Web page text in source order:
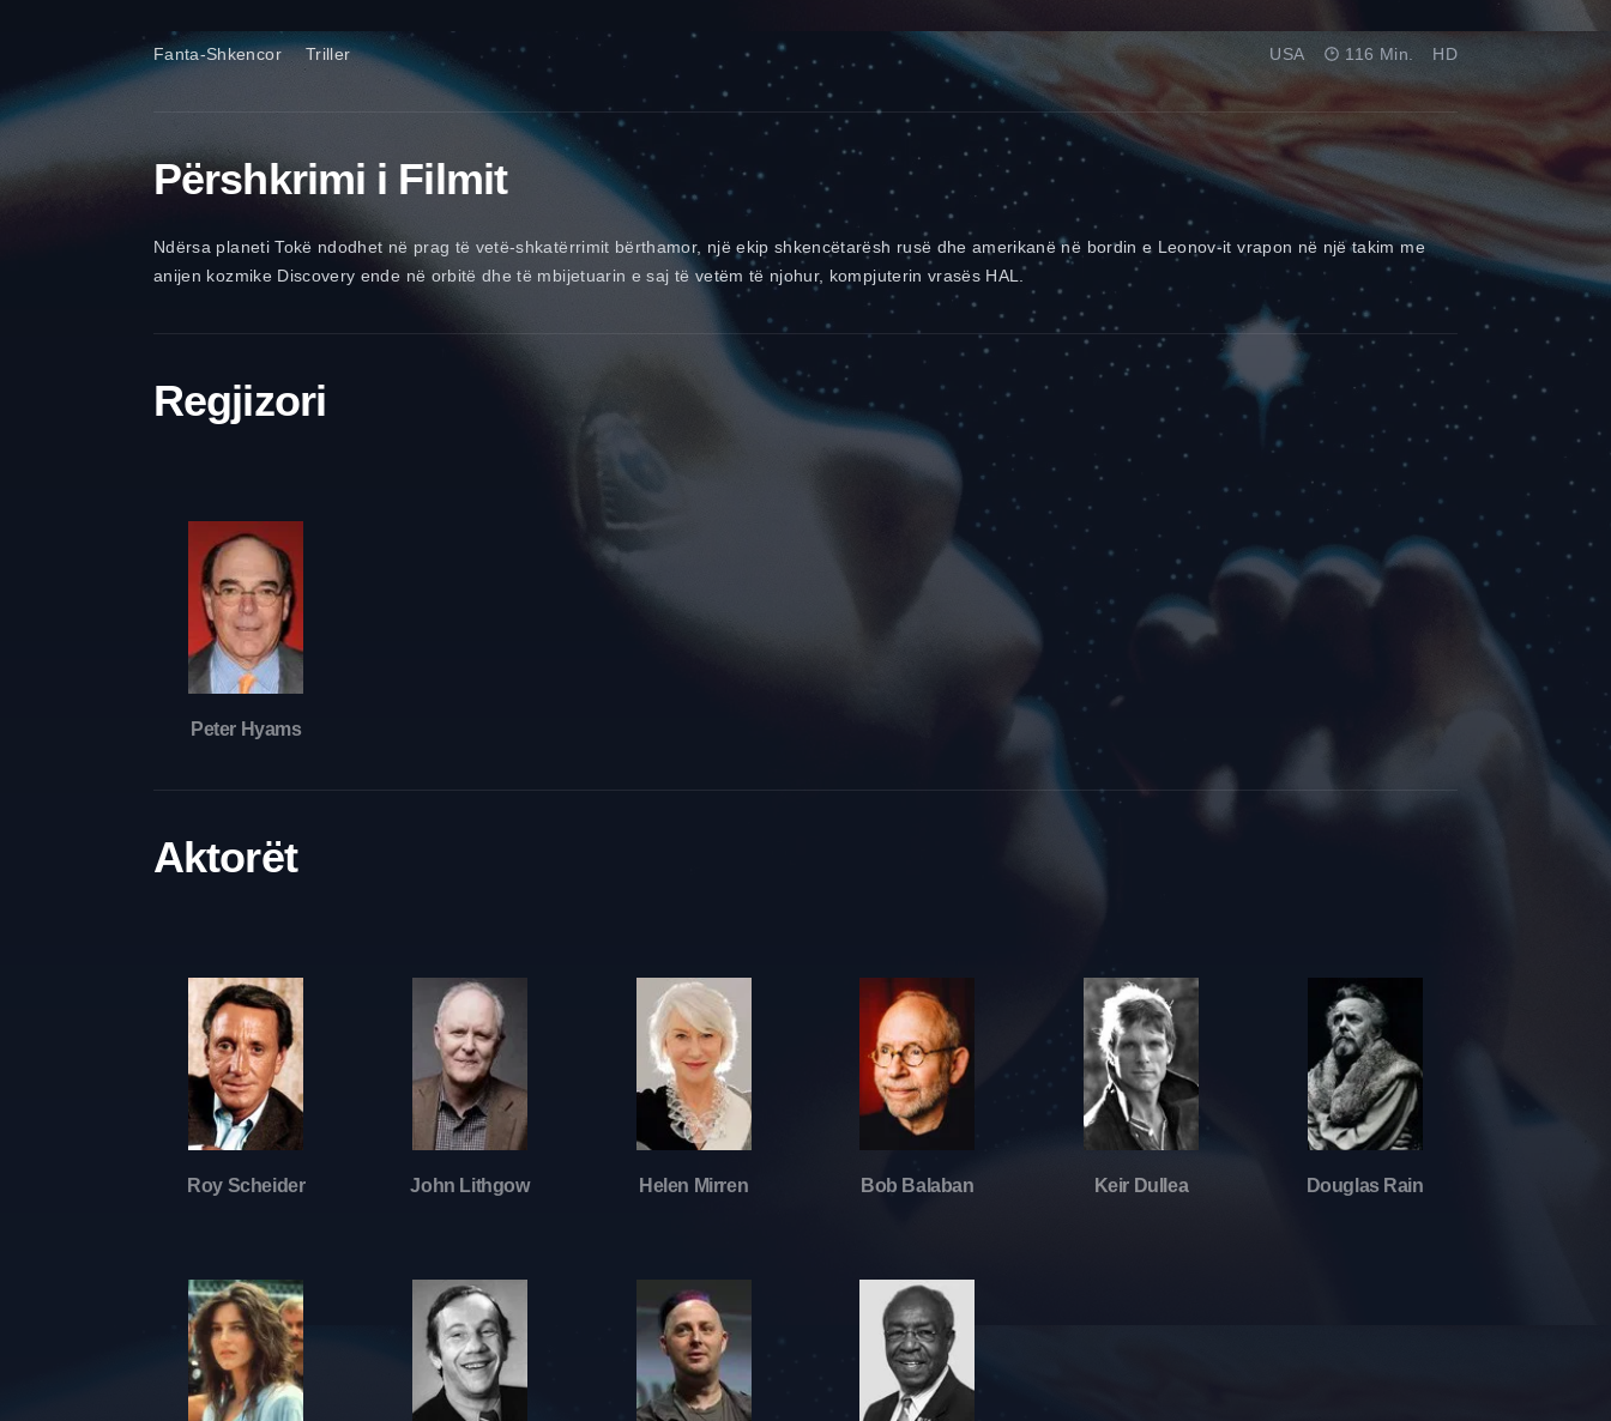
Fanta-Shkencor Triller USA 116 Min. HD
Përshkrimi i Filmit
Ndërsa planeti Tokë ndodhet në prag të vetë-shkatërrimit bërthamor, një ekip shkencëtarësh rusë dhe amerikanë në bordin e Leonov-it vrapon në një takim me
anijen kozmike Discovery ende në orbitë dhe të mbijetuarin e saj të vetëm të njohur, kompjuterin vrasës HAL.
Regjizori
Peter Hyams
Aktorët
Roy Scheider John Lithgow Helen Mirren Bob Balaban Keir Dullea Douglas Rain